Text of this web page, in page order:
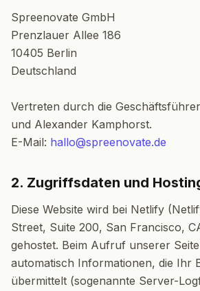
Spreenovate GmbH
Prenzlauer Allee 186
10405 Berlin
Deutschland
Vertreten durch die
und Alexander Kamphorst.
E-Mail: hallo@spreenovate.de
2. Zugriffsdaten und
Diese Website wird bei Netlify
Street, Suite 200, San Francisco,
gehostet. Beim Aufruf unserer
automatisch Informationen, die Ihr
übermittelt (sogenannte Server-